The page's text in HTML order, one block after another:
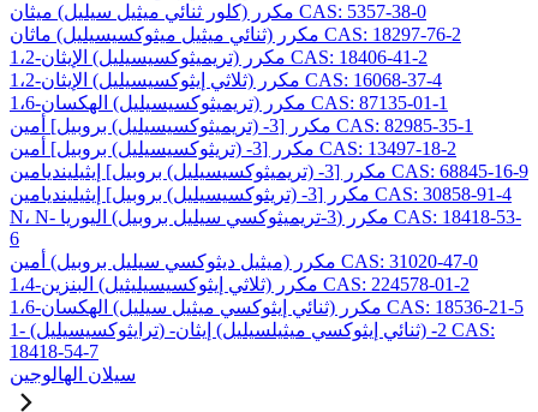
مكرر (كلور ثنائي ميثيل سيليل) ميثان CAS: 5357-38-0
مكرر (ثنائي ميثيل ميثوكسيسيليل) ماثان CAS: 18297-76-2
1،2-مكرر (تريميثوكسيسيليل) الإيثان CAS: 18406-41-2
1،2-مكرر (ثلاثي إيثوكسيسيليل) الإيثان CAS: 16068-37-4
1،6-مكرر (تريميثوكسيسيليل) الهكسان CAS: 87135-01-1
مكرر [3- (تريميثوكسيسيليل) بروبيل] أمين CAS: 82985-35-1
مكرر [3- (تريثوكسيسيليل) بروبيل] أمين CAS: 13497-18-2
مكرر [3- (تريميثوكسيسيليل) بروبيل] إيثيلينديامين CAS: 68845-16-9
مكرر [3- (تريثوكسيسيليل) بروبيل] إيثيلينديامين CAS: 30858-91-4
N، N- مكرر (3-تريميثوكسي سيليل بروبيل) اليوريا CAS: 18418-53-
6
مكرر (ميثيل ديثوكسي سيليل بروبيل) أمين CAS: 31020-47-0
1،4-مكرر (ثلاثي إيثوكسيسيليثيل) البنزين CAS: 224578-01-2
1،6-مكرر (ثنائي إيثوكسي ميثيل سيليل) الهكسان CAS: 18536-21-5
1- (ترايثوكسيسيليل) -2- (ثنائي إيثوكسي ميثيلسيليل) إيثان CAS:
18418-54-7
سيلان الهالوجين